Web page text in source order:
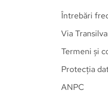
Întrebări
Via
Termeni și
Protecția
ANPC